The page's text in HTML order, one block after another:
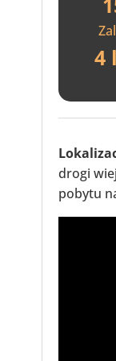
4
drogi
pobytu